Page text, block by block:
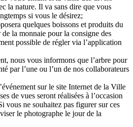
la nature. Il va sans dire que vous
si vous le désirez;
quelques boissons et produits du
la monnaie pour la consigne des
possible de régler via l’application
nous vous informons que l’arbre pour
par l’une ou l’un de nos collaborateurs
sur le site Internet de la Ville
de vues seront réalisées à l’occasion
vous ne souhaitez pas figurer sur ces
le photographe le jour de la